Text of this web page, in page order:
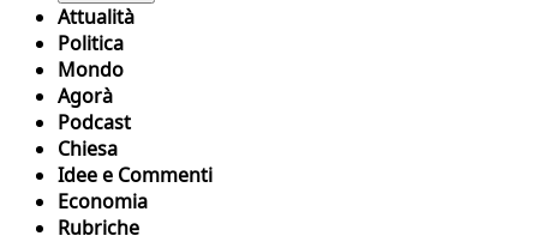
Attualità
Politica
Mondo
Agorà
Podcast
Chiesa
Idee e Commenti
Economia
Rubriche